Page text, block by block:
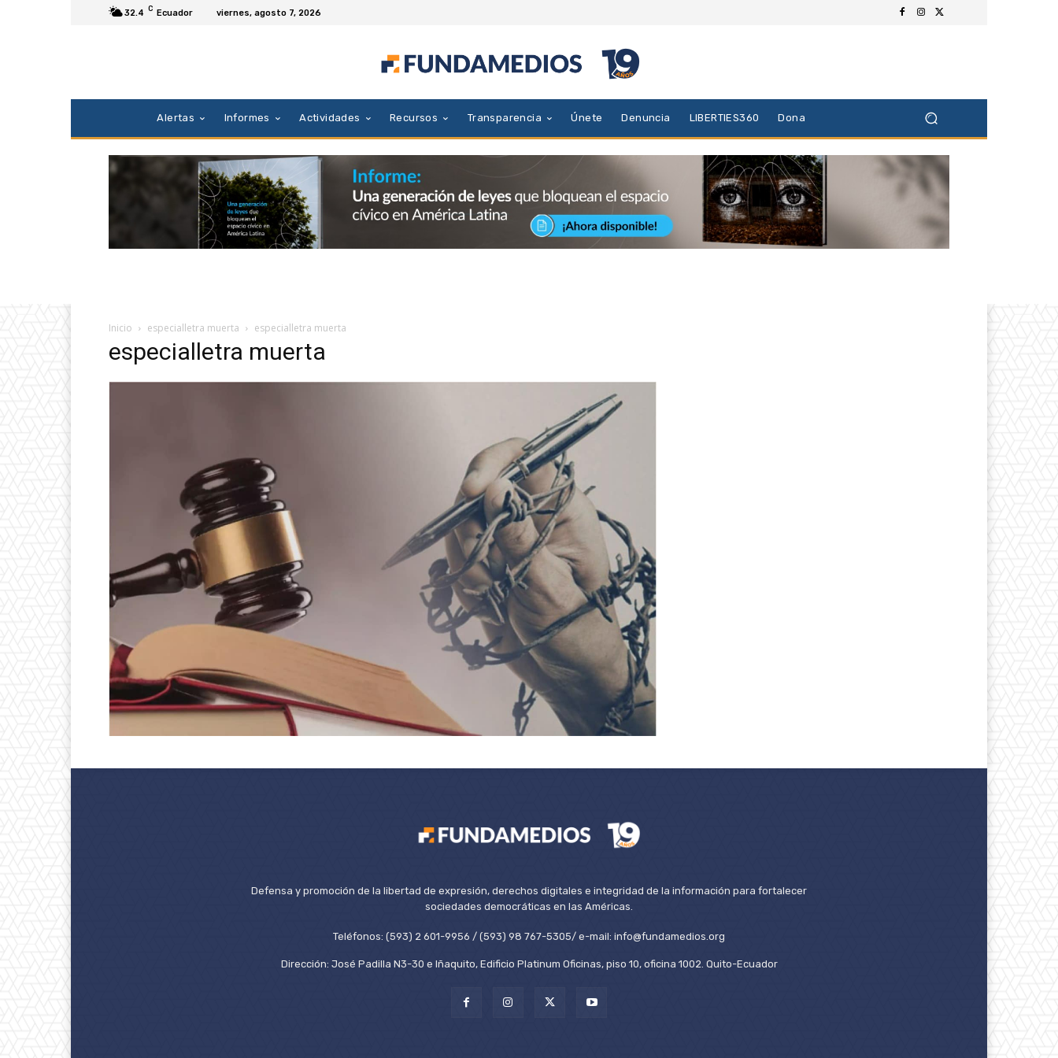
32.4 C Ecuador viernes, agosto 7, 2026
Alertas Informes Actividades Recursos Transparencia Únete Denuncia LIBERTIES360 Dona
Inicio especialletra muerta especialletra muerta
especialletra muerta
Defensa y promoción de la libertad de expresión, derechos digitales e integridad de la información para fortalecer
sociedades democráticas en las Américas.
Teléfonos: (593) 2 601-9956 / (593) 98 767-5305/ e-mail: info@fundamedios.org
Dirección: José Padilla N3-30 e Iñaquito, Edificio Platinum Oficinas, piso 10, oficina 1002. Quito-Ecuador